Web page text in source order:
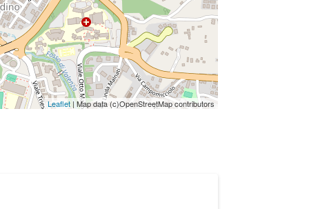
Leaflet | Map data (c)OpenStreetMap contributors